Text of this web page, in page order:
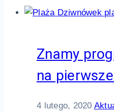
Znamy
na
4 lutego, 2020